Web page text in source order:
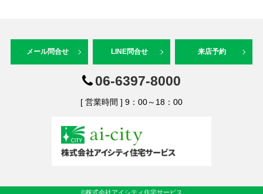
メール問合せ LINE問合せ 来店予約
06-6397-8000
[ 営業時間 ] 9：00～18：00
©株式会社アイシティ住宅サービス